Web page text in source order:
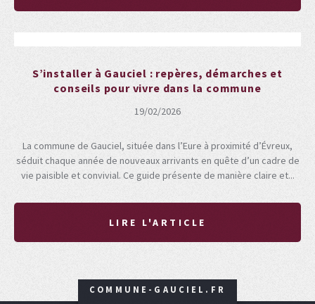
S’installer à Gauciel : repères, démarches et
conseils pour vivre dans la commune
19/02/2026
La commune de Gauciel, située dans l’Eure à proximité d’Évreux,
séduit chaque année de nouveaux arrivants en quête d’un cadre de
vie paisible et convivial. Ce guide présente de manière claire et...
LIRE L'ARTICLE
COMMUNE-GAUCIEL.FR